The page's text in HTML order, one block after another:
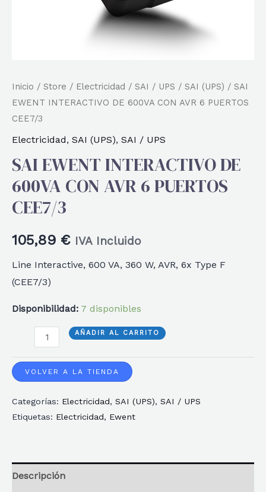
Inicio / Store / Electricidad / SAI / UPS / SAI (UPS) / SAI
EWENT INTERACTIVO DE 600VA CON AVR 6 PUERTOS
CEE7/3
Electricidad, SAI (UPS), SAI / UPS
SAI EWENT INTERACTIVO DE
600VA CON AVR 6 PUERTOS
CEE7/3
105,89 € IVA Incluido
Line Interactive, 600 VA, 360 W, AVR, 6x Type F
(CEE7/3)
Disponibilidad: 7 disponibles
INTERACTIVO
600VA
CON
PUERTOS
AÑADIR AL CARRITO
VOLVER A LA TIENDA
Categorías: Electricidad, SAI (UPS), SAI / UPS
Etiquetas: Electricidad, Ewent
Descripción